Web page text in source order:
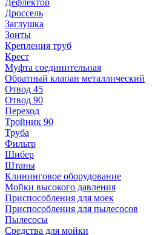
Дефлектор
Дроссель
Заглушка
Зонты
Крепления труб
Крест
Муфта соединительная
Обратный клапан металлический
Отвод 45
Отвод 90
Переход
Тройник 90
Труба
Фильтр
Шибер
Штаны
Клининговое оборудование
Мойки высокого давления
Приспособления для моек
Приспособления для пылесосов
Пылесосы
Средства для мойки